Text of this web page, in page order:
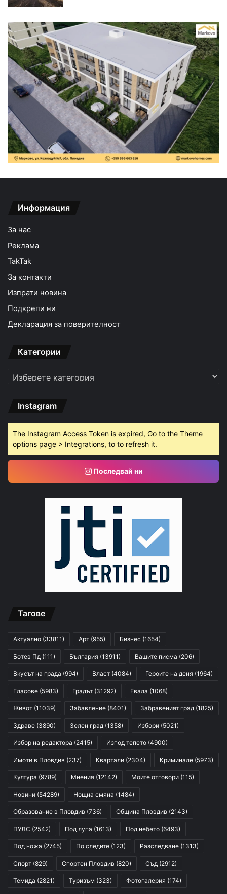
Информация
За нас
Реклама
TakTak
За контакти
Изпрати новина
Подкрепи ни
Декларация за поверителност
Категории
Категории
Instagram
The Instagram Access Token is expired, Go to the Theme
options page > Integrations, to to refresh it.
Последвай ни
Тагове
Актуално (33811) Арт (955) Бизнес (1654)
Ботев Пд (111) България (13911) Вашите писма (206)
Вкусът на града (994) Власт (4084) Героите на деня (1964)
Гласове (5983) Градът (31292) Евала (1068)
Живот (11039) Забавление (8401) Забравеният град (1825)
Здраве (3890) Зелен град (1358) Избори (5021)
Избор на редактора (2415) Изпод тепето (4900)
Имоти в Пловдив (237) Квартали (2304) Криминале (5973)
Култура (9789) Мнения (12142) Моите отговори (115)
Новини (54289) Нощна смяна (1484)
Образование в Пловдив (736) Община Пловдив (2143)
ПУЛС (2542) Под лупа (1613) Под небето (6493)
Под ножа (2745) По следите (123) Разследване (1313)
Спорт (829) Спортен Пловдив (820) Съд (2912)
Темида (2821) Туризъм (323) Фотогалерия (174)